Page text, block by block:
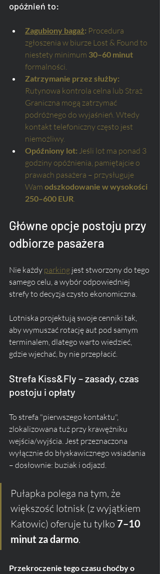
opóźnień to:
Zagubiony bagaż: Procedura
zgłoszenia w biurze Lost & Found to
niestety minimum 30–60 minut
formalności.
Zatrzymanie przez służby:
Rutynowa kontrola celna lub Straż
Graniczna mogą zatrzymać
podróżnego do wyjaśnień. Wtedy
kontakt telefoniczny często jest
niemożliwy.
Opóźniony lot: Jeśli lot ma ponad 3
godziny opóźnienia, pamiętajcie o
prawach pasażera – przysługuje
Wam odszkodowanie w wysokości
250–600 EUR.
Główne opcje postoju przy
odbiorze pasażera
Nie każdy parking jest stworzony do tego
samego celu, a wybór odpowiedniej
strefy to decyzja czysto ekonomiczna.
Lotniska projektują swoje cenniki tak,
aby wymuszać rotację aut pod samym
terminalem, dlatego warto wiedzieć,
gdzie wjechać, by nie przepłacić.
Strefa Kiss&Fly – zasady, czas
postoju i opłaty
To strefa "pierwszego kontaktu",
zlokalizowana tuż przy krawężniku
wejścia/wyjścia. Jest przeznaczona
wyłącznie do błyskawicznego wsiadania
– dosłownie: buziak i odjazd.
Pułapka polega na tym, że
większość lotnisk (z wyjątkiem
Katowic) oferuje tu tylko 7–10
minut za darmo.
Przekroczenie tego czasu choćby o